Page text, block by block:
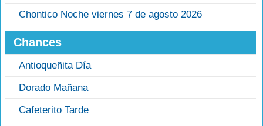
Chontico Noche viernes 7 de agosto 2026
Chances
Antioqueñita Día
Dorado Mañana
Cafeterito Tarde